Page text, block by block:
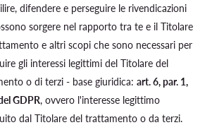
difendere e perseguire le rivendicazioni
sorgere nel rapporto tra te e il Titolare
e altri scopi che sono necessari per
gli interessi legittimi del Titolare del
o di terzi - base giuridica: art. 6, par. 1,
GDPR, ovvero l'interesse legittimo
dal Titolare del trattamento o da terzi.